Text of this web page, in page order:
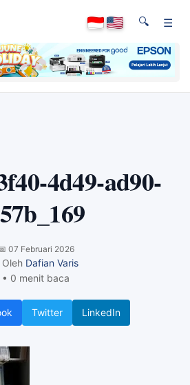
🔍 ☰
4d49-ad90-
07 Februari 2026
Oleh Dafian Varis
• 0 menit baca
Twitter LinkedIn